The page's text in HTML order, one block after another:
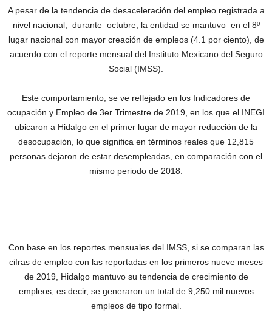
A pesar de la tendencia de desaceleración del empleo registrada a
nivel nacional, durante octubre, la entidad se mantuvo en el 8º
lugar nacional con mayor creación de empleos (4.1 por ciento), de
acuerdo con el reporte mensual del Instituto Mexicano del Seguro
Social (IMSS).
Este comportamiento, se ve reflejado en los Indicadores de
ocupación y Empleo de 3er Trimestre de 2019, en los que el INEGI
ubicaron a Hidalgo en el primer lugar de mayor reducción de la
desocupación, lo que significa en términos reales que 12,815
personas dejaron de estar desempleadas, en comparación con el
mismo periodo de 2018.
Con base en los reportes mensuales del IMSS, si se comparan las
cifras de empleo con las reportadas en los primeros nueve meses
de 2019, Hidalgo mantuvo su tendencia de crecimiento de
empleos, es decir, se generaron un total de 9,250 mil nuevos
empleos de tipo formal.